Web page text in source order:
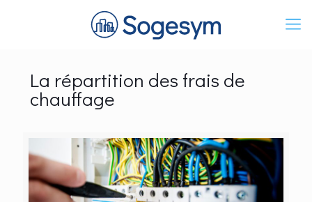
La répartition des frais de
chauffage